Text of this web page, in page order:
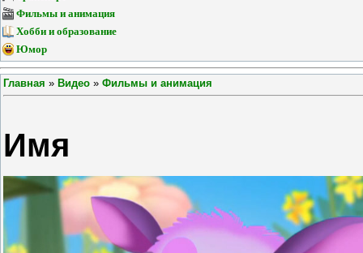
Фильмы и анимация
Хобби и образование
Юмор
Главная » Видео » Фильмы и анимация
Имя